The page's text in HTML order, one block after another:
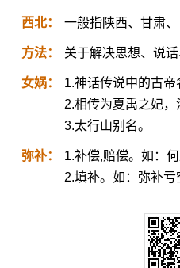
西北： 一般指陕西、甘肃
方法： 关于解决思想、说
女娲：
1.神话传说中的古帝
2.相传为夏禹之妃，
3.太行山别名。
弥补：
1.补偿,赔偿。如：
2.填补。如：弥补亏